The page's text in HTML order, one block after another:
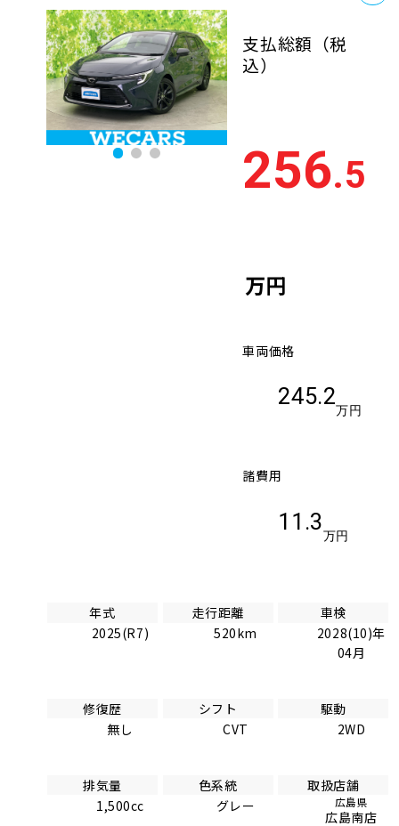
支払総額 （税
込）
256.5
万円
車両価格
245.2
万円
諸費用
11.3
万円
年式
2025(R7)
走行距離
520km
車検
2028(10)年
04月
修復歴
無し
シフト
CVT
駆動
2WD
排気量
1,500cc
色系統
グレー
取扱店舗
広島県
広島南店